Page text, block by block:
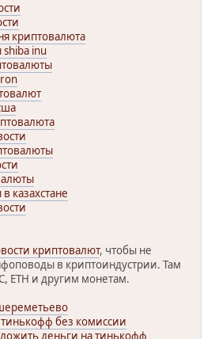
криптовалюта
inu
казахстане
криптовалют, чтобы не
в криптоиндустрии. Там
ETH и другим монетам.
без комиссии